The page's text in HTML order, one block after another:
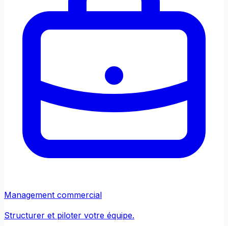
Management commercial
Structurer et piloter votre équipe.